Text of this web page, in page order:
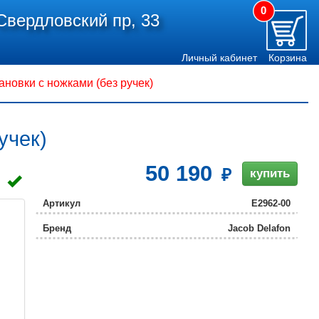
пр, 33 0
Личный кабинет Корзина
с ножками (без ручек)
50 190 купить
Артикул E2962-00
Бренд Jacob Delafon